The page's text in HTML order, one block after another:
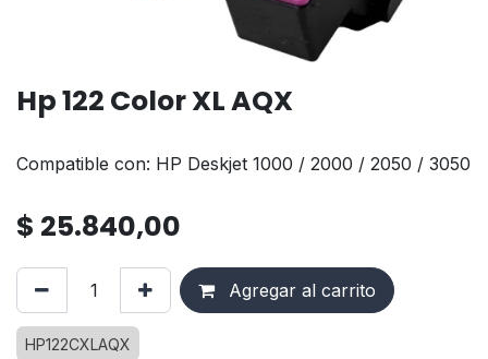
Hp 122 Color XL AQX
Compatible con: HP Deskjet 1000 / 2000 / 2050 / 3050
$ 25.840,00
Agregar al carrito
HP122CXLAQX